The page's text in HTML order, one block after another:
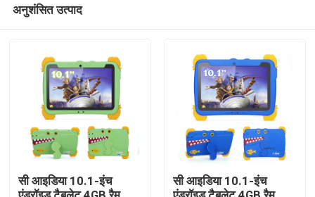
अनुशंसित उत्पाद
सी आइडिया 10.1-इंच
सी आइडिया 10.1-इंच